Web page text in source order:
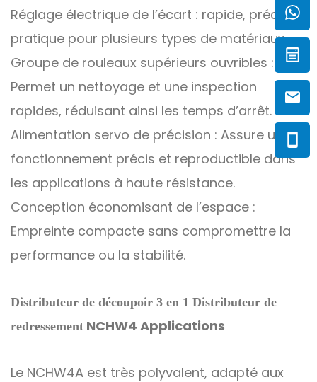
Réglage électrique de l’écart : rapide, précis et
pratique pour plusieurs types de matériaux.
Groupe de rouleaux supérieurs ouvribles :
Permet un nettoyage et une inspection
rapides, réduisant ainsi les temps d’arrêt.
Alimentation servo de précision : Assure un
fonctionnement précis et reproductible dans
les applications à haute résistance.
Conception économisant de l’espace :
Empreinte compacte sans compromettre la
performance ou la stabilité.
Distributeur de découpoir 3 en 1 Distributeur de
redressement NCHW4 Applications
Le NCHW4A est très polyvalent, adapté aux